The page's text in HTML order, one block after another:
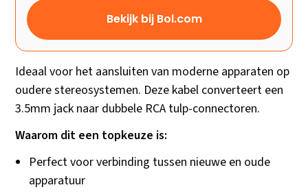
Bekijk bij Bol.com
Ideaal voor het aansluiten van moderne apparaten op
oudere stereosystemen. Deze kabel converteert een
3.5mm jack naar dubbele RCA tulp-connectoren.
Waarom dit een topkeuze is:
Perfect voor verbinding tussen nieuwe en oude
apparatuur